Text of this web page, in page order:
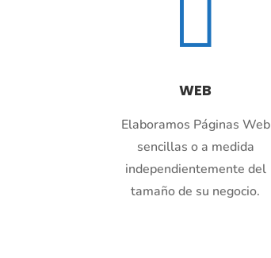

WEB
Elaboramos Páginas Web
sencillas o a medida
independientemente del
tamaño de su negocio.